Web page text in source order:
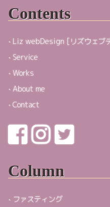
Contents
Liz webDesign [リズウェブ
Service
Works
About me
Contact
Column
ファスティング